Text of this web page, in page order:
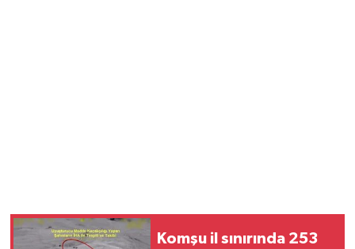
Komşu il sınırında 253